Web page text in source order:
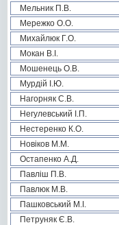
Мельник П.В.
Мережко О.О.
Михайлюк Г.О.
Мокан В.І.
Мошенець О.В.
Мурдій І.Ю.
Нагорняк С.В.
Негулевський І.П.
Нестеренко К.О.
Новіков М.М.
Остапенко А.Д.
Павліш П.В.
Павлюк М.В.
Пашковський М.І.
Петруняк Є.В.